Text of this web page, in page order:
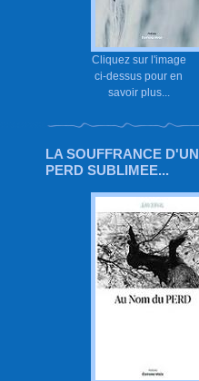
Cliquez sur l'image
ci-dessus pour en
savoir plus...
LA SOUFFRANCE D'UN
PERD SUBLIMEE...